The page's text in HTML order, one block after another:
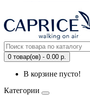
0 товар(ов) - 0.00 р.
В корзине пусто!
Категории